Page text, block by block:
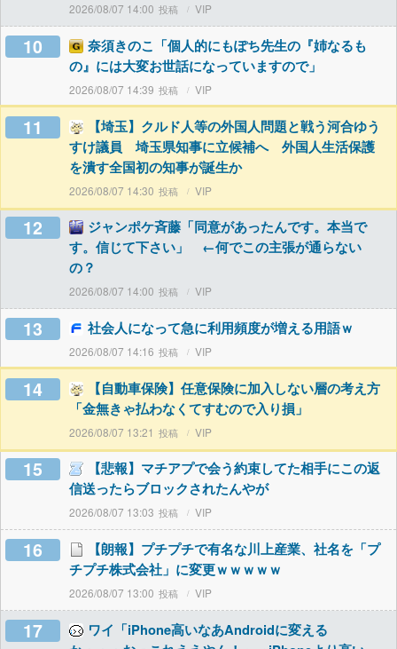
2026/08/07 14:00 VIP
10
奈須きのこ「個人的にもぽち先生の『姉なるも
の』には大変お世話になっていますので」
2026/08/07 14:39 VIP
11
【埼玉】クルド人等の外国人問題と戦う河合ゆう
すけ議員 埼玉県知事に立候補へ 外国人生活保護
を潰す全国初の知事が誕生か
2026/08/07 14:30 VIP
12
ジャンポケ斉藤「同意があったんです。本当で
す。信じて下さい」 ←何でこの主張が通らない
の？
2026/08/07 14:00 VIP
13 社会人になって急に利用頻度が増える用語ｗ
2026/08/07 14:16 VIP
14
【自動車保険】任意保険に加入しない層の考え方
「金無きゃ払わなくてすむので入り損」
2026/08/07 13:21 VIP
15
【悲報】マチアプで会う約束してた相手にこの返
信送ったらブロックされたんやが
2026/08/07 13:03 VIP
16
【朗報】プチプチで有名な川上産業、社名を「プ
チプチ株式会社」に変更ｗｗｗｗｗ
2026/08/07 13:00 VIP
17
ワイ「iPhone高いなあAndroidに変える